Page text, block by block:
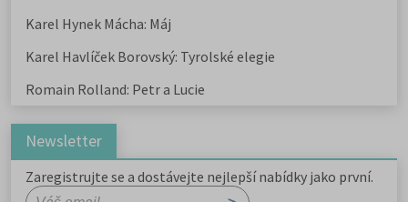
Karel Hynek Mácha: Máj
Karel Havlíček Borovský: Tyrolské elegie
Romain Rolland: Petr a Lucie
Newsletter
Zaregistrujte se a dostávejte nejlepší nabídky jako první.